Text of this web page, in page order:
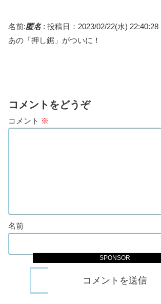
SPONSOR
名前:匿名: 投稿日：2023/02/22(水) 22:40:28
あの「押し鋸」がついに！
コメントをどうぞ
コメント ※
名前